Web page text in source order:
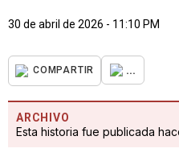
30 de abril de 2026 - 11:10 PM
COMPARTIR ...
ARCHIVO
Esta historia fue publicada